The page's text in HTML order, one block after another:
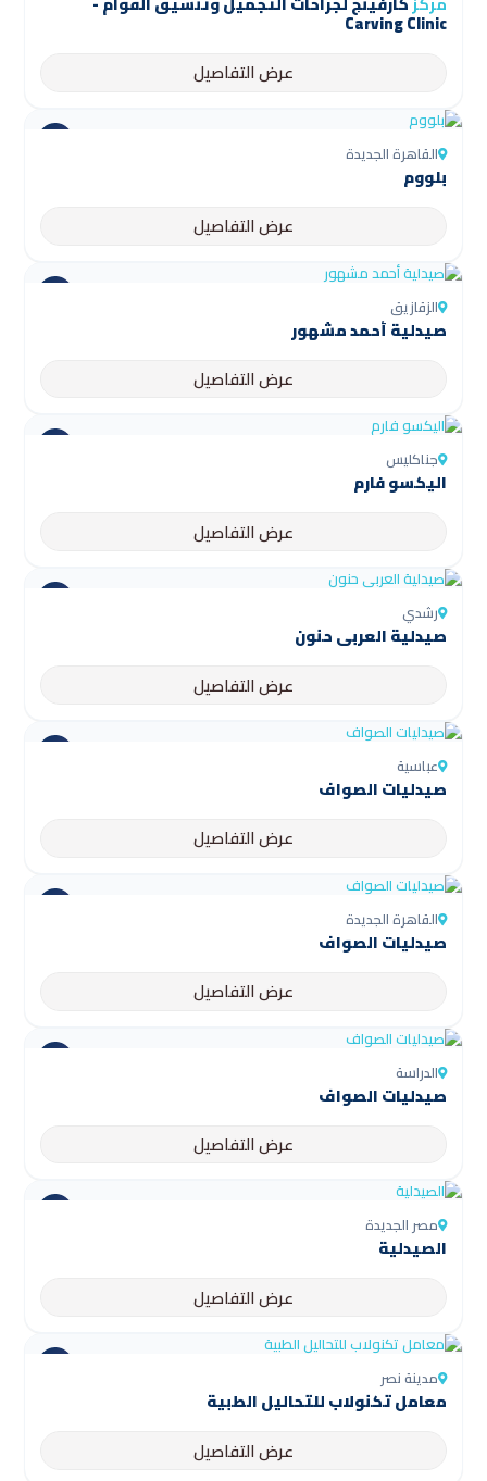
Carving Clinic
عرض التفاصيل
القاهرة الجديدة
بلووم
عرض التفاصيل
الزقازيق
صيدلية أحمد مشهور
عرض التفاصيل
جناكليس
اليكسو فارم
عرض التفاصيل
رشدي
صيدلية العربى حنون
عرض التفاصيل
عباسية
صيدليات الصواف
عرض التفاصيل
القاهرة الجديدة
صيدليات الصواف
عرض التفاصيل
الدراسة
صيدليات الصواف
عرض التفاصيل
مصر الجديدة
الصيدلية
عرض التفاصيل
مدينة نصر
معامل تكنولاب للتحاليل الطبية
عرض التفاصيل